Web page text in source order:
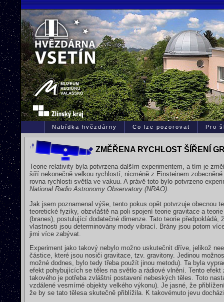
Nabídka hvězdárny Co lze pozorovat Pro
ZMĚŘENA RYCHLOST ŠÍŘENÍ
Teorie relativity byla potvrzena dalším experimentem, a tím je
šíří nekonečně velkou rychlostí, nicméně z Einsteinem
rovna rychlosti světla ve vakuu. A právě toto bylo potvrzeno
National Radio Astronomy Observatory (NRAO)
Jak jsem poznamenal výše, tento pokus opět potvrzuje obecnou
teoretické fyziky, obzvláště na poli spojení teorie gravitace a
(branes), postulující dodatečné dimenze. Tato teorie
vlastnosti jsou determinovány mody vibrací. Brány jsou potom
jimi více zabývat.
Experiment jako takový nebylo možno uskutečnit dříve, jelikož
částice, které jsou nosiči gravitace, tzv. gravitony. Jedinou
možné dodnes, bylo tedy třeba použít jinou metodu). Ta byla
efekt pohybujících se těles na světlo a rádiové vlnění. Tento
takového je potřeba zvláštní postavení nebeských těles. Toto
vzdálené vesmírné objekty velkého výkonu). Je jasné, že
že by se tato tělesa skutečně přiblížila. K takovémuto jevu